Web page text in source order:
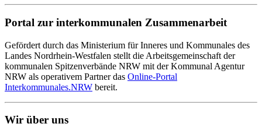
Portal zur interkommunalen Zusammenarbeit
Gefördert durch das Ministerium für Inneres und Kommunales des
Landes Nordrhein-Westfalen stellt die Arbeitsgemeinschaft der
kommunalen Spitzenverbände NRW mit der Kommunal Agentur
NRW als operativem Partner das Online-Portal
Interkommunales.NRW bereit.
Wir über uns